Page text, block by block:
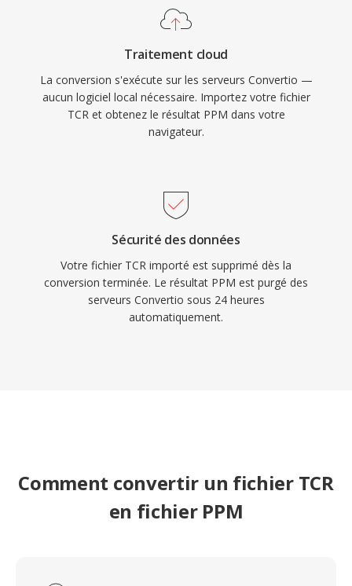
Traitement cloud
La conversion s'exécute sur les serveurs Convertio —
aucun logiciel local nécessaire. Importez votre fichier
TCR et obtenez le résultat PPM dans votre
navigateur.
Sécurité des données
Votre fichier TCR importé est supprimé dès la
conversion terminée. Le résultat PPM est purgé des
serveurs Convertio sous 24 heures
automatiquement.
Comment convertir un fichier TCR
en fichier PPM